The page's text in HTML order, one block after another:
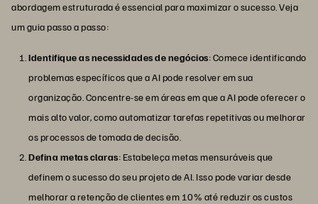
abordagem estruturada é essencial para maximizar o sucesso. Veja
um guia passo a passo:
Identifique as necessidades de negócios: Comece identificando
problemas específicos que a AI pode resolver em sua
organização. Concentre-se em áreas em que a AI pode oferecer o
mais alto valor, como automatizar tarefas repetitivas ou melhorar
os processos de tomada de decisão.
Defina metas claras: Estabeleça metas mensuráveis que
definem o sucesso do seu projeto de AI. Isso pode variar desde
melhorar a retenção de clientes em 10% até reduzir os custos